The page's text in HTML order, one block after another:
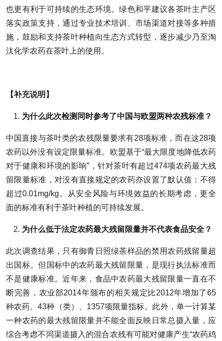
也更有利于可持续的生态环境。绿色和平建议各茶叶主产区
落实政策支持，通过专业技术培训、市场渠道对接等多种措
施，鼓励和支持茶叶种植向生态方式转型，逐步减少乃至淘
汰化学农药在茶叶上的使用。
【补充说明】
为什么此次检测同时参考了中国与欧盟两种农残标准？
中国直接与茶叶类的农残限量要求有28项标准，而在这28项
农药以外没有设定限量标准。欧盟基于“最大限度地降低农药
对于健康和环境的影响”，针对茶叶有超过474项农药最大残
留限量标准，对没有直接规定的农药亦设置了默认值：不得
超过0.01mg/kg。从安全风险与环境效益的长期考虑，更全
面的标准有利于茶叶种植的可持续发展。
为什么低于法定农药最大残留限量并不代表食品安全？
此次调查结果，只有御青日照绿茶样品的禁用农药残留量超
出国标。但国标中的农药最大残留限量，是现行执法标准而
不是健康标准。近年来，食品中农药最大残留限量一直在不
断完善，农业部2014年颁布的相关规定比2012年增加了65
种农药、43种（类）、1357项限量指标。此外，单一计算某
一种农药的最大残留限量并不能全面反映日常总摄入量，应
综合考虑不同渠道摄入的混合农残有可能对健康产生“农药鸡